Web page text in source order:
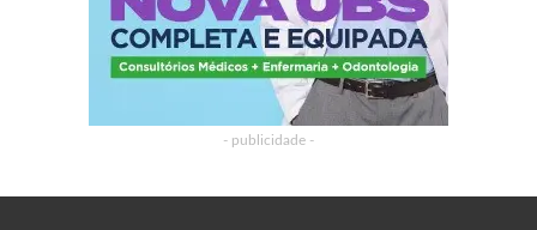
- publicidade -